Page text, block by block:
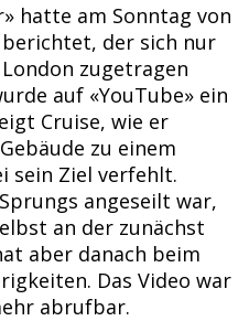
hatte am Sonntag von
der sich nur
zugetragen
auf «YouTube» ein
Cruise, wie er
zu einem
sein Ziel verfehlt.
angeseilt war,
an der zunächst
aber danach beim
Das Video war
abrufbar.